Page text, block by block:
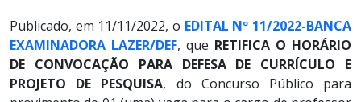
Publicado, em 11/11/2022, o EDITAL Nº 11/2022-BANCA
EXAMINADORA LAZER/DEF, que RETIFICA O HORÁRIO
DE CONVOCAÇÃO PARA DEFESA DE CURRÍCULO E
PROJETO DE PESQUISA, do Concurso Público para